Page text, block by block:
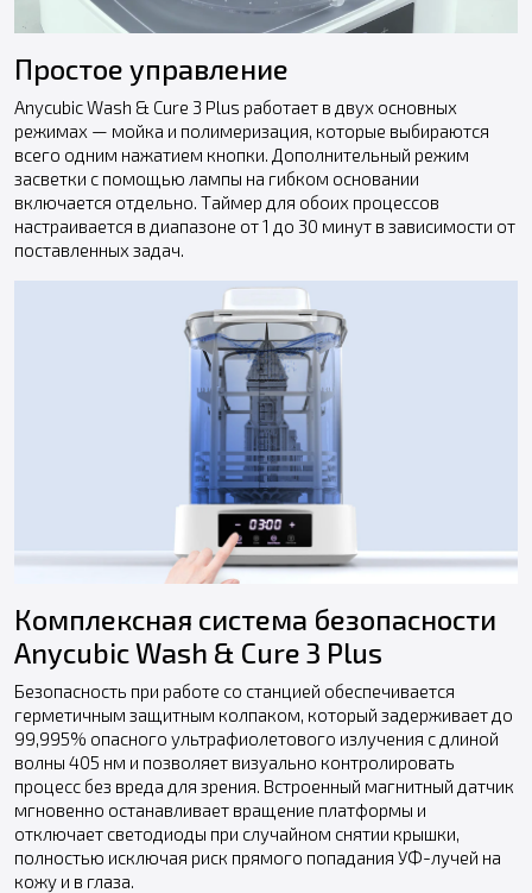
Простое управление
Anycubic Wash & Cure 3 Plus работает в двух основных
режимах — мойка и полимеризация, которые выбираются
всего одним нажатием кнопки. Дополнительный режим
засветки с помощью лампы на гибком основании
включается отдельно. Таймер для обоих процессов
настраивается в диапазоне от 1 до 30 минут в зависимости от
поставленных задач.
Комплексная система безопасности
Anycubic Wash & Cure 3 Plus
Безопасность при работе со станцией обеспечивается
герметичным защитным колпаком, который задерживает до
99,995% опасного ультрафиолетового излучения с длиной
волны 405 нм и позволяет визуально контролировать
процесс без вреда для зрения. Встроенный магнитный датчик
мгновенно останавливает вращение платформы и
отключает светодиоды при случайном снятии крышки,
полностью исключая риск прямого попадания УФ-лучей на
кожу и в глаза.